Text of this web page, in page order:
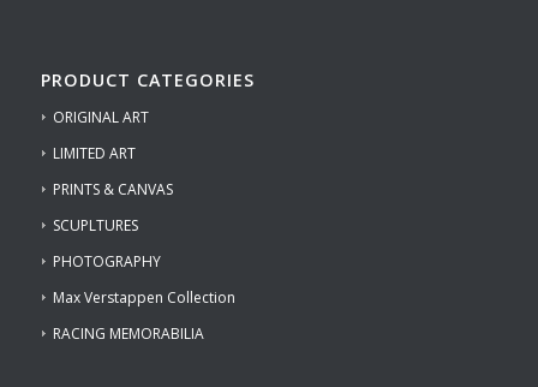
PRODUCT CATEGORIES
ORIGINAL ART
LIMITED ART
PRINTS & CANVAS
SCUPLTURES
PHOTOGRAPHY
Max Verstappen Collection
RACING MEMORABILIA